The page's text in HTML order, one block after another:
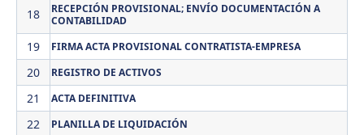
18
RECEPCIÓN PROVISIONAL; ENVÍO DOCUMENTACIÓN A
CONTABILIDAD
19 FIRMA ACTA PROVISIONAL CONTRATISTA-EMPRESA
20 REGISTRO DE ACTIVOS
21 ACTA DEFINITIVA
22 PLANILLA DE LIQUIDACIÓN